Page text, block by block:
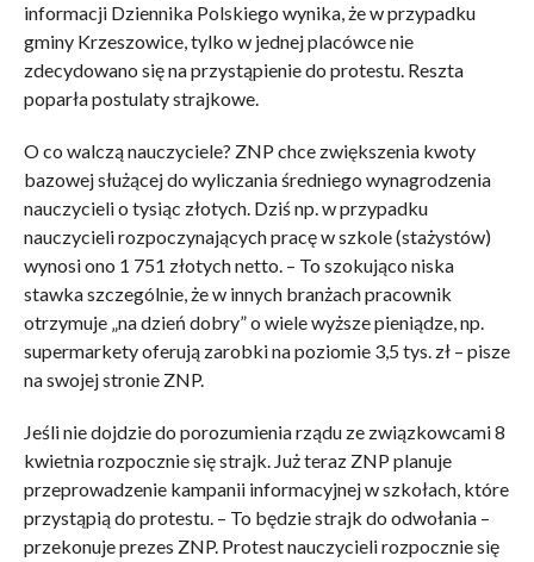
informacji Dziennika Polskiego wynika, że w przypadku
gminy Krzeszowice, tylko w jednej placówce nie
zdecydowano się na przystąpienie do protestu. Reszta
poparła postulaty strajkowe.
O co walczą nauczyciele? ZNP chce zwiększenia kwoty
bazowej służącej do wyliczania średniego wynagrodzenia
nauczycieli o tysiąc złotych. Dziś np. w przypadku
nauczycieli rozpoczynających pracę w szkole (stażystów)
wynosi ono 1 751 złotych netto. – To szokująco niska
stawka szczególnie, że w innych branżach pracownik
otrzymuje „na dzień dobry” o wiele wyższe pieniądze, np.
supermarkety oferują zarobki na poziomie 3,5 tys. zł – pisze
na swojej stronie ZNP.
Jeśli nie dojdzie do porozumienia rządu ze związkowcami 8
kwietnia rozpocznie się strajk. Już teraz ZNP planuje
przeprowadzenie kampanii informacyjnej w szkołach, które
przystąpią do protestu. – To będzie strajk do odwołania –
przekonuje prezes ZNP. Protest nauczycieli rozpocznie się